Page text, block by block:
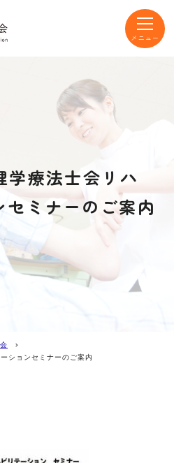
toggle
学療法士会リハ
セミナーのご案内
ションセミナーのご案内